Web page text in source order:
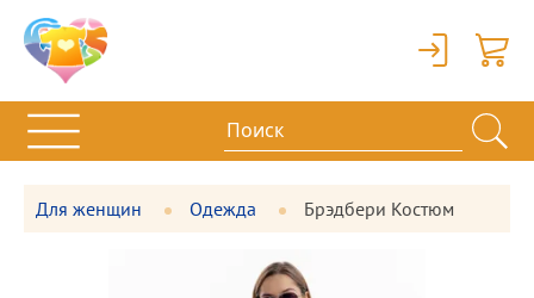
Вход
Для женщин Одежда Брэдбери Костюм
Фотографии
товара